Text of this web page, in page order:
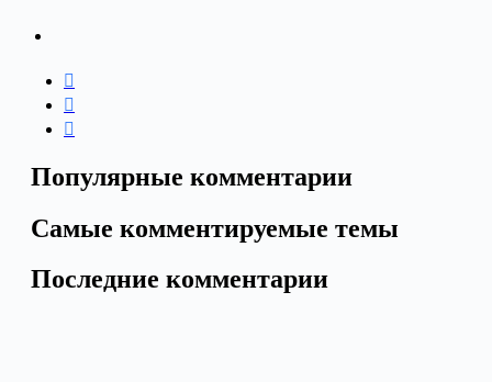
Популярные комментарии
Самые комментируемые темы
Последние комментарии